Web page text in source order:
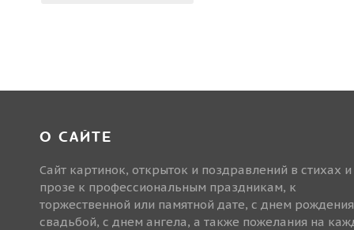
О САЙТЕ
Сайт картинок, открыток и поздравлений в стихах и
прозе к профессиональным праздникам, к
торжественной или памятной дате, с днем
свадьбой, с днем ангела, а также пожелания на